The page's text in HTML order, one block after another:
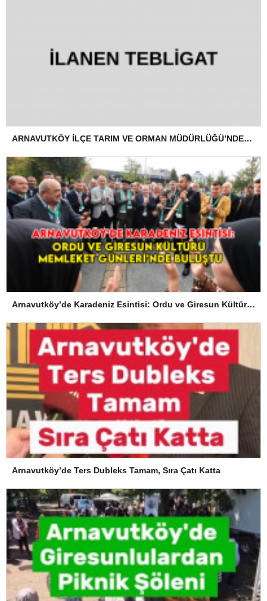
ARNAVUTKÖY İLÇE TARIM VE ORMAN MÜDÜRLÜĞÜ’NDEN İLANEN TEBLİGAT
Arnavutköy’de Karadeniz Esintisi: Ordu ve Giresun Kültürü Memleket Günleri’nde Buluştu
Arnavutköy’de Ters Dubleks Tamam, Sıra Çatı Katta